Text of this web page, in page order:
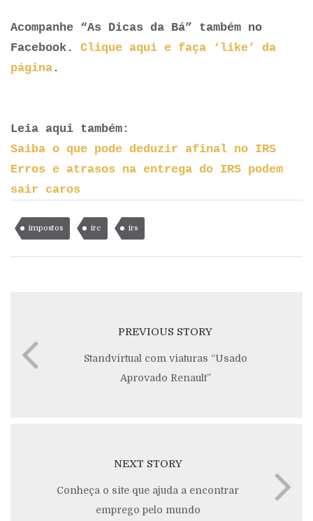
Acompanhe “As Dicas da Bá” também no
Facebook. Clique aqui e faça ‘like’ da
página .
Leia aqui também:
Saiba o que pode deduzir afinal no IRS
Erros e atrasos na entrega do IRS podem
sair caros
impostos irc irs
PREVIOUS STORY
Standvirtual com viaturas “Usado
Aprovado Renault”
NEXT STORY
Conheça o site que ajuda a encontrar
emprego pelo mundo